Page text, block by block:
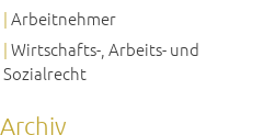
Arbeitnehmer
Wirtschafts-, Arbeits- und
Sozialrecht
Archiv